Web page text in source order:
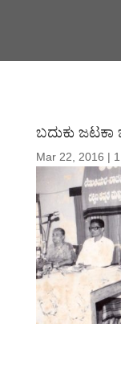
ಬದುಕು
Mar 22, 2016 |